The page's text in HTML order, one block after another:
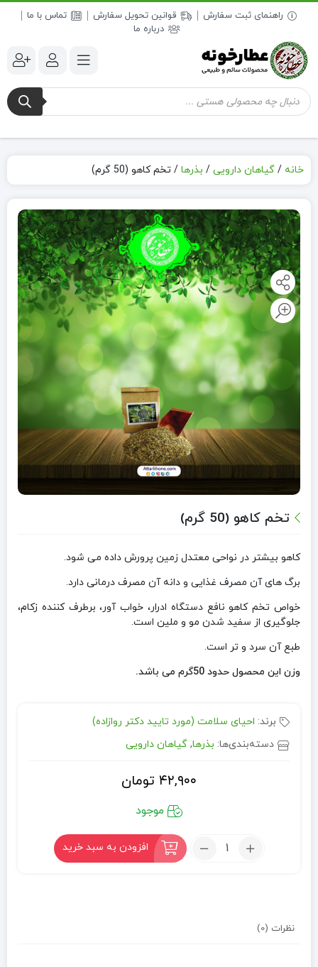
راهنمای ثبت سفارش قوانین تحویل سفارش
تماس با ما
درباره ما
جستجوی
محصولات
خانه / گیاهان دارویی / بذرها / تخم کاهو (50 گرم)
تخم کاهو (50 گرم)
کاهو بیشتر در نواحی معتدل زمین پرورش داده می شود.
برگ های آن مصرف غذایی و دانه آن مصرف درمانی دارد.
خواص تخم کاهو نافع دستگاه ادرار، خواب آور، برطرف کننده زکام،
جلوگیری از سفید شدن مو و ملین است.
طبع آن سرد و تر است.
وزن این محصول حدود 50گرم می باشد.
برند: احیای سلامت (مورد تایید دکتر روازاده)
دسته‌بندی‌ها: بذرها, گیاهان دارویی
۴۲,۹۰۰ تومان
موجود
تعداد:
افزودن به سبد خرید
نظرات (0)